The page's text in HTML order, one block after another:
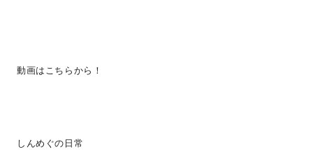
動画はこちらから！
しんめぐの日常